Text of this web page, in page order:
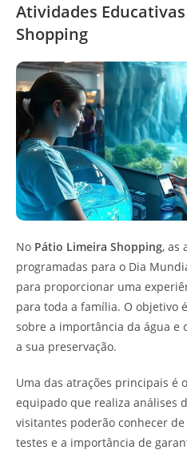
Atividades
Shopping
No Pátio Limeira Shopping, as
programadas para o Dia
para proporcionar uma
para toda a família. O objetivo
sobre a importância da água e
a sua preservação.
Uma das atrações principais é o
equipado que realiza análises
visitantes poderão conhecer
testes e a importância de